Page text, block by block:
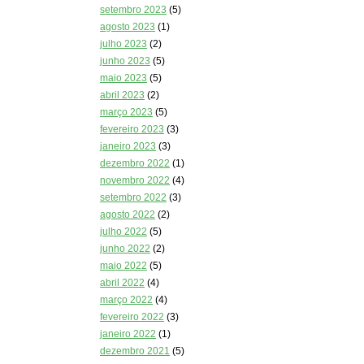
setembro 2023 (5)
agosto 2023 (1)
julho 2023 (2)
junho 2023 (5)
maio 2023 (5)
abril 2023 (2)
março 2023 (5)
fevereiro 2023 (3)
janeiro 2023 (3)
dezembro 2022 (1)
novembro 2022 (4)
setembro 2022 (3)
agosto 2022 (2)
julho 2022 (5)
junho 2022 (2)
maio 2022 (5)
abril 2022 (4)
março 2022 (4)
fevereiro 2022 (3)
janeiro 2022 (1)
dezembro 2021 (5)